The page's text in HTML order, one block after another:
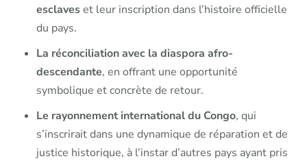
esclaveset leur inscription dans l’histoire officielle
du pays.
La réconciliation avec la diaspora afro-
descendante, en offrant une opportunité
symbolique et concrète de retour.
Le rayonnement international du Congo, qui
s’inscrirait dans une dynamique de réparation et de
justice historique, à l’instar d’autres pays ayant pris